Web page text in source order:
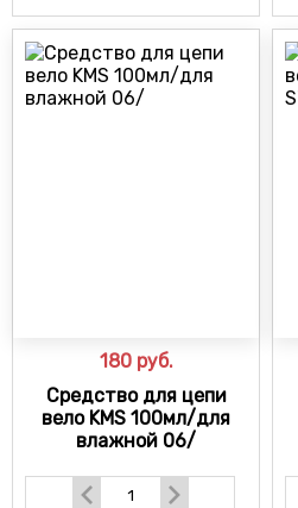
180 руб.
Средство для цепи
вело KMS 100мл/для
влажной 06/